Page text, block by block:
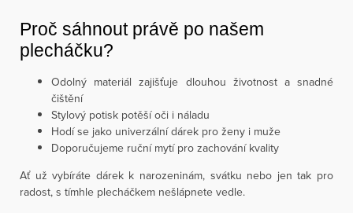
Proč sáhnout právě po našem
plecháčku?
Odolný materiál zajišťuje dlouhou životnost a snadné
čištění
Stylový potisk potěší oči i náladu
Hodí se jako univerzální dárek pro ženy i muže
Doporučujeme ruční mytí pro zachování kvality
Ať už vybíráte dárek k narozeninám, svátku nebo jen tak pro
radost, s tímhle plecháčkem nešlápnete vedle.